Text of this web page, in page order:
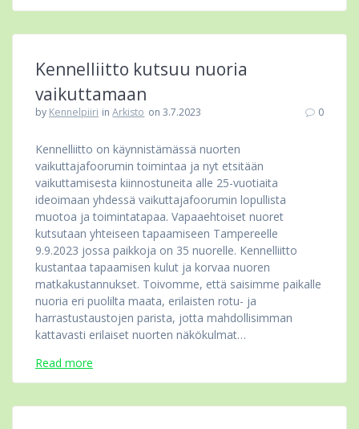
Kennelliitto kutsuu nuoria
vaikuttamaan
by Kennelpiiri inArkisto on 3.7.2023 0
Kennelliitto on käynnistämässä nuorten
vaikuttajafoorumin toimintaa ja nyt etsitään
vaikuttamisesta kiinnostuneita alle 25-vuotiaita
ideoimaan yhdessä vaikuttajafoorumin lopullista
muotoa ja toimintatapaa. Vapaaehtoiset nuoret
kutsutaan yhteiseen tapaamiseen Tampereelle
9.9.2023 jossa paikkoja on 35 nuorelle. Kennelliitto
kustantaa tapaamisen kulut ja korvaa nuoren
matkakustannukset. Toivomme, että saisimme paikalle
nuoria eri puolilta maata, erilaisten rotu- ja
harrastustaustojen parista, jotta mahdollisimman
kattavasti erilaiset nuorten näkökulmat…
Read more